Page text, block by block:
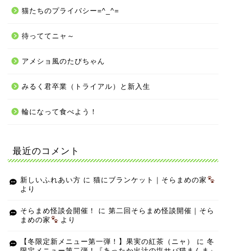
猫たちのプライバシー=^_^=
待っててニャ～
アメショ風のたびちゃん
みるく君卒業（トライアル）と新入生
輪になって食べよう！
最近のコメント
新しいふれあい方 に 猫にブランケット｜そらまめの家
より
そらまめ怪談会開催！ に 第二回そらまめ怪談開催｜そら
まめの家
より
【冬限定新メニュー第一弾！】果実の紅茶（ニャ） に 冬